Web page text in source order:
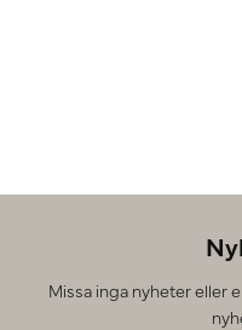
Missa inga nyheter eller